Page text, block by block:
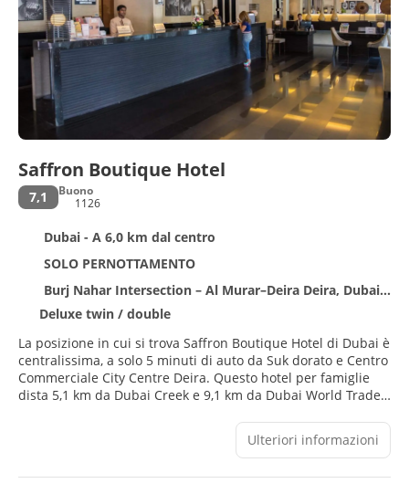
Saffron Boutique Hotel
7,1
Buono
1126
Dubai - A 6,0 km dal centro
SOLO PERNOTTAMENTO
Burj Nahar Intersection – Al Murar–Deira Deira, Dubai 181757
Deluxe twin / double
La posizione in cui si trova Saffron Boutique Hotel di Dubai è
centralissima, a solo 5 minuti di auto da Suk dorato e Centro
Commerciale City Centre Deira. Questo hotel per famiglie
dista 5,1 km da Dubai Creek e 9,1 km da Dubai World Trade
Scegli tra l'ampia gamma di servizi ricreativi disponibili, che
includono una discoteca, un centro fitness e una piscina
all'aperto. Questo hotel in stile Art Déco dispone, inoltre, di il
Ulteriori informazioni